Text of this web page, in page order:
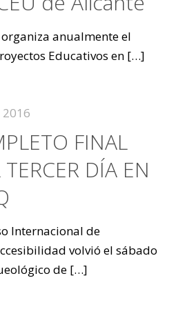
anualmente el
Educativos en […]
FINAL
TERCER DÍA EN
Internacional de
volvió el sábado
de […]